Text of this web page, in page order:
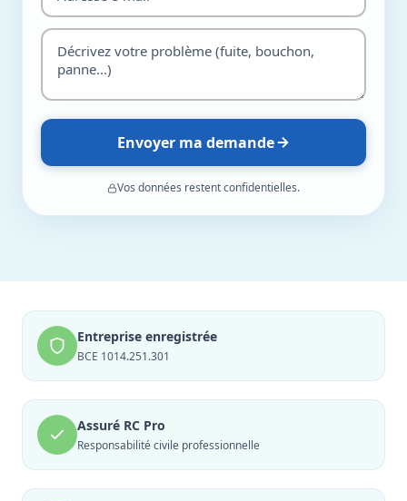
Envoyer ma demande
Vos données restent confidentielles.
Entreprise enregistrée
BCE 1014.251.301
Assuré RC Pro
Responsabilité civile professionnelle